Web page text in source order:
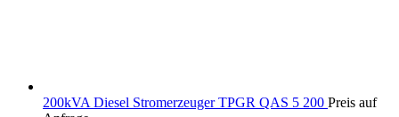
200kVA Diesel Stromerzeuger TPGR QAS 5 200 Preis auf